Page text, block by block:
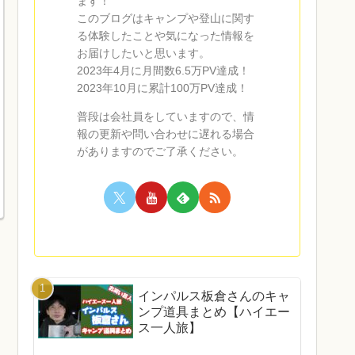
このブログはキャンプや登山に関す
る体験したことや気になった情報を
お届けしたいと思います。
2023年4月に月間数6.5万PV達成！
2023年10月に累計100万PV達成！
普段は会社員をしていますので、情
報の更新や問い合わせに遅れる場合
がありますのでご了承ください。
インパルス板倉さんのキャ
ンプ道具まとめ【ハイエー
ス一人旅】